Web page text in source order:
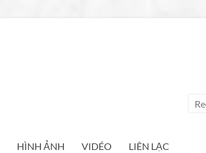
HÌNH ẢNH VIDÉO LIÊN LẠC